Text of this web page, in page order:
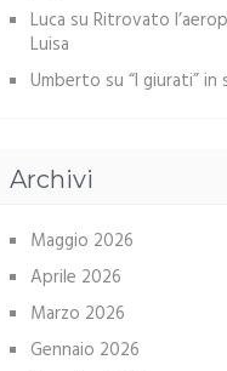
Luca su Ritrovato
Luisa
Umberto su “I giurati” in
Archivi
Maggio 2026
Aprile 2026
Marzo 2026
Gennaio 2026